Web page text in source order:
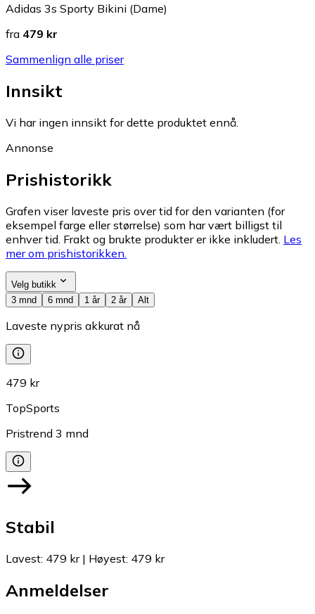
Adidas 3s Sporty Bikini (Dame)
fra 479 kr
Sammenlign alle priser
Innsikt
Vi har ingen innsikt for dette produktet ennå.
Annonse
Prishistorikk
Grafen viser laveste pris over tid for den varianten (for
eksempel farge eller størrelse) som har vært billigst til
enhver tid. Frakt og brukte produkter er ikke inkludert. Les
mer om prishistorikken.
Velg butikk
3 mnd
6 mnd 1 år 2 år Alt
Laveste nypris akkurat nå
479 kr
TopSports
Pristrend 3 mnd
Stabil
Lavest: 479 kr| Høyest: 479 kr
Anmeldelser